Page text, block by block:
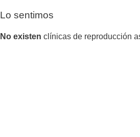
Lo sentimos
No existen clínicas de reproducción